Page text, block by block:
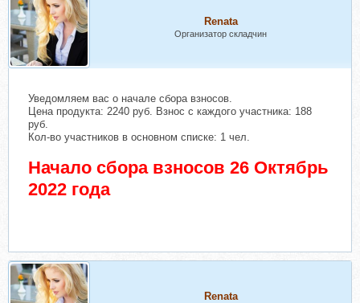
Renata
Организатор складчин
Уведомляем вас о начале сбора взносов.
Цена продукта: 2240 руб. Взнос с каждого участника: 188
руб.
Кол-во участников в основном списке: 1 чел.
Начало сбора взносов 26 Октябрь
2022 года
Renata